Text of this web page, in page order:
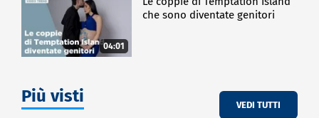
04:01
che sono diventate genitori
Più visti VEDI TUTTI